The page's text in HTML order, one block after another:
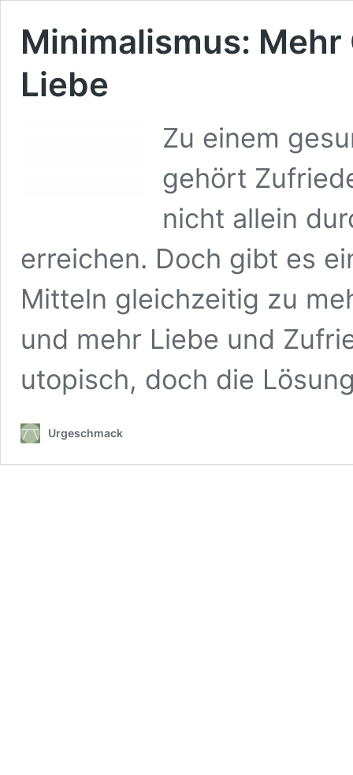
Minimalismus: Mehr
Liebe
Zu einem
gehört
nicht allein
erreichen. Doch gibt es
Mitteln gleichzeitig zu
und mehr Liebe und
utopisch, doch die
Urgeschmack